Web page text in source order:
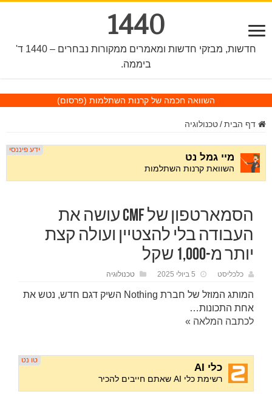
1440
חדשות, מבזקי חדשות ומאמרים ממקורות נבחרים – 1440 ד'
ביממה.
השוואה חכמה של קרנות השתלמות (פרסום)
דף הבית / טכנולוגיה
הסמארטפון של CMF עושה את
העבודה בלי להצטיין ועולה קצת
יותר מ-1,000 שקל
כלכליסט 5 ביולי 2025 טכנולוגיה
המותג המוזל של חברת Nothing השיק דגם חדש, נטש את
אחת התכונות…
לכתבה המלאה »